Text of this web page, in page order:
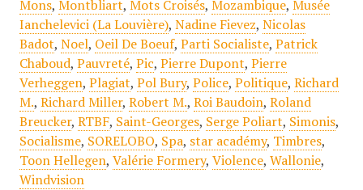
Mons, Montbliart, Mots Croisés, Mozambique, Musée
Ianchelevici (La Louvière), Nadine Fievez, Nicolas
Badot, Noel, Oeil De Boeuf, Parti Socialiste, Patrick
Chaboud, Pauvreté, Pic, Pierre Dupont, Pierre
Verheggen, Plagiat, Pol Bury, Police, Politique, Richard
M., Richard Miller, Robert M., Roi Baudoin, Roland
Breucker, RTBF, Saint-Georges, Serge Poliart, Simonis,
Socialisme, SORELOBO, Spa, star académy, Timbres,
Toon Hellegen, Valérie Formery, Violence, Wallonie,
Windvision